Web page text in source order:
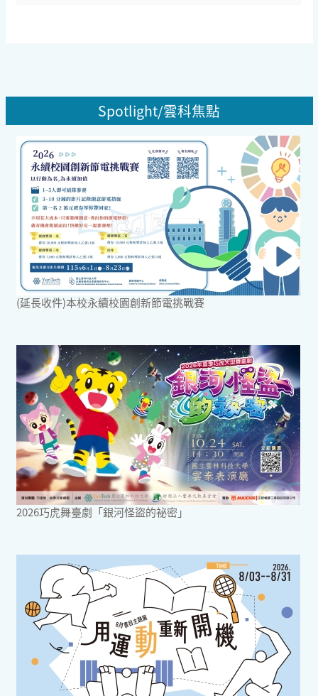
Spotlight/雲科焦點
(延長收件)本校永續校園創新節電挑戰賽
2026巧虎舞臺劇「銀河怪盜的祕密」